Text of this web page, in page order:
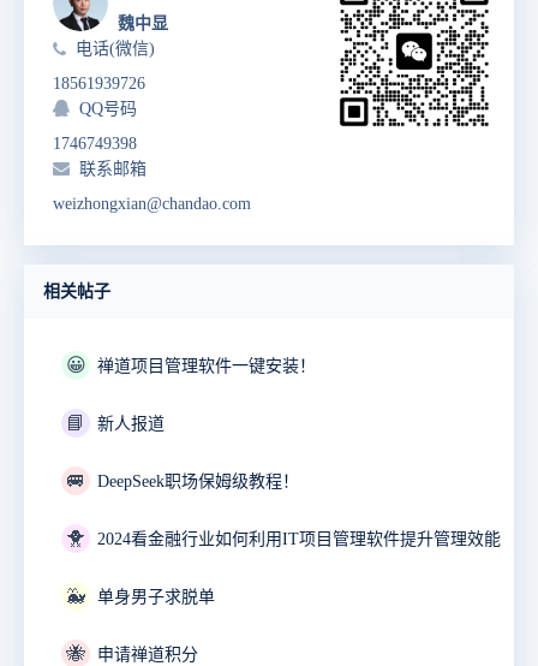
魏中显
电话(微信)
18561939726
QQ号码
1746749398
联系邮箱
weizhongxian@chandao.com
相关帖子
😀 禅道项目管理软件一键安装！
📘 新人报道
🚐 DeepSeek职场保姆级教程！
🐥 2024看金融行业如何利用IT项目管理软件提升管理效能
🐳 单身男子求脱单
🐝 申请禅道积分